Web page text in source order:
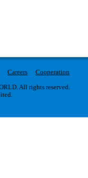
Careers
Cooperation
All rights reserved.